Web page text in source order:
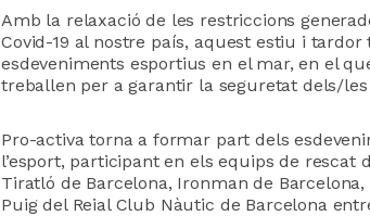
Amb la relaxació de les restriccions
Covid-19 al nostre país, aquest estiu i tardor
esdeveniments esportius en el mar, en el
treballen per a garantir la seguretat dels/
Pro-activa torna a formar part dels
l’esport, participant en els equips de rescat
Tiratló de Barcelona, ​​Ironman de Barcelona,
Puig del Reial Club Nàutic de Barcelona